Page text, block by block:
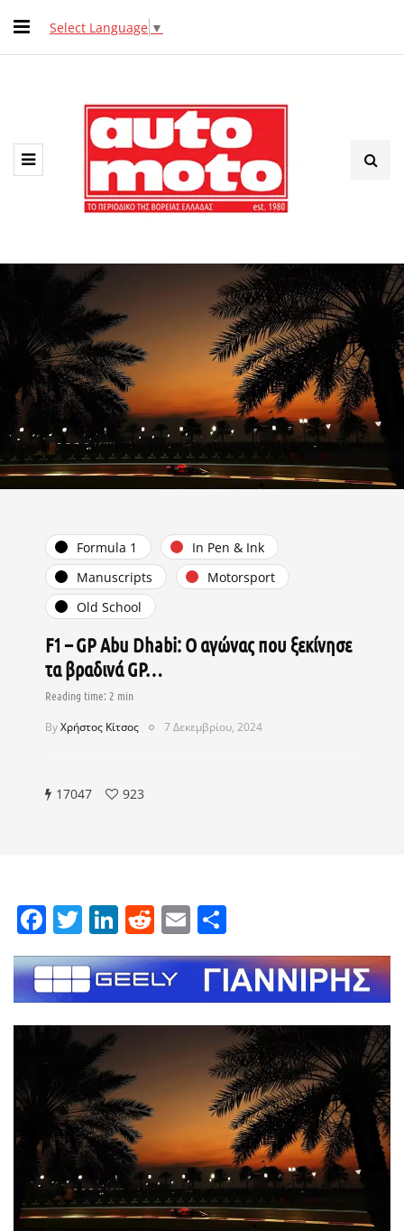
Select Language ▼
Formula 1
In Pen & Ink
Manuscripts
Motorsport
Old School
F1 – GP Abu Dhabi: Ο αγώνας που ξεκίνησε
τα βραδινά GP…
ByΧρήστος Κίτσος 7 Δεκεμβρίου, 2024
17047 923
Facebook
Twitter
LinkedIn
Reddit
Email